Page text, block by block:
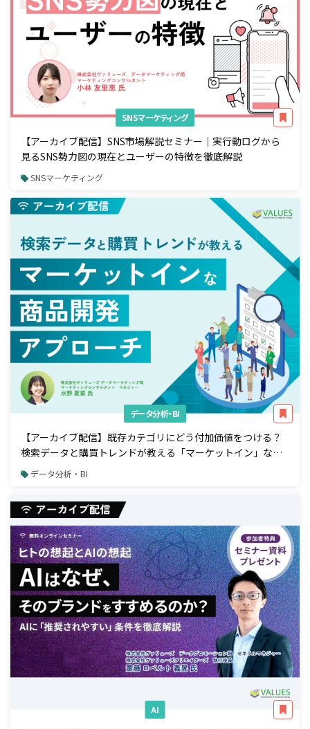
SNSマーケティング
【アーカイブ配信】SNS市場解説セミナー｜実行動ログから
見るSNS勢力図の現在とユーザーの特徴を徹底解説
SNSマーケティング
データ分析・BI
【アーカイブ配信】既存カテゴリにどう付加価値をつける？
検索データと購買トレンドが教える「マーケットイン」な商
品開発アプローチ
データ分析・BI
AI